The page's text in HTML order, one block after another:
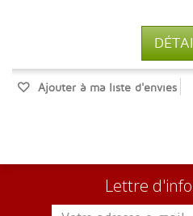
Ajouter à ma liste d'envies
Lettre